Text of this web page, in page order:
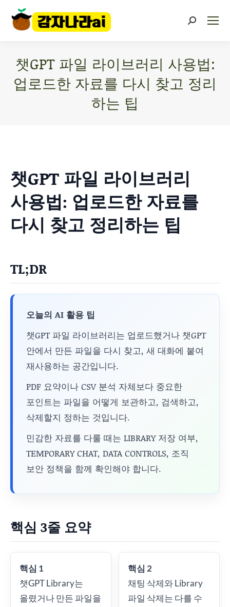
챗GPT 파일 라이브러리 사용법:
업로드한 자료를 다시 찾고 정리
하는 팁
챗GPT 파일 라이브러리
사용법: 업로드한 자료를
다시 찾고 정리하는 팁
TL;DR
오늘의 AI 활용 팁
챗GPT 파일 라이브러리는 업로드했거나 챗GPT
안에서 만든 파일을 다시 찾고, 새 대화에 붙여
재사용하는 공간입니다.
PDF 요약이나 CSV 분석 자체보다 중요한
포인트는 파일을 어떻게 보관하고, 검색하고,
삭제할지 정하는 것입니다.
민감한 자료를 다룰 때는 LIBRARY 저장 여부,
TEMPORARY CHAT, DATA CONTROLS, 조직
보안 정책을 함께 확인해야 합니다.
핵심 3줄 요약
핵심 1
챗GPT Library는
올렸거나 만든 파일을
핵심 2
채팅 삭제와 Library
파일 삭제는 다를 수